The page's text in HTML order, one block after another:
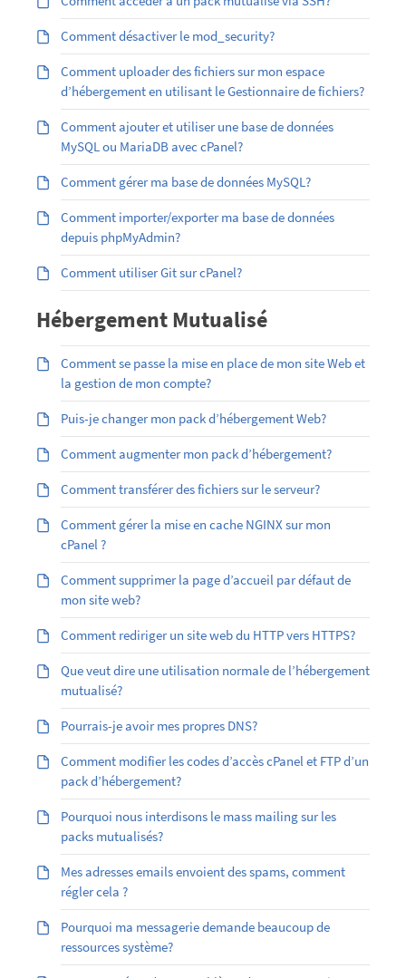
Comment désactiver le mod_security?
Comment uploader des fichiers sur mon espace
d’hébergement en utilisant le Gestionnaire de fichiers?
Comment ajouter et utiliser une base de données
MySQL ou MariaDB avec cPanel?
Comment gérer ma base de données MySQL?
Comment importer/exporter ma base de données
depuis phpMyAdmin?
Comment utiliser Git sur cPanel?
Hébergement Mutualisé
Comment se passe la mise en place de mon site Web et
la gestion de mon compte?
Puis-je changer mon pack d’hébergement Web?
Comment augmenter mon pack d’hébergement?
Comment transférer des fichiers sur le serveur?
Comment gérer la mise en cache NGINX sur mon
cPanel ?
Comment supprimer la page d’accueil par défaut de
mon site web?
Comment rediriger un site web du HTTP vers HTTPS?
Que veut dire une utilisation normale de l’hébergement
mutualisé?
Pourrais-je avoir mes propres DNS?
Comment modifier les codes d’accès cPanel et FTP d’un
pack d’hébergement?
Pourquoi nous interdisons le mass mailing sur les
packs mutualisés?
Mes adresses emails envoient des spams, comment
régler cela ?
Pourquoi ma messagerie demande beaucoup de
ressources système?